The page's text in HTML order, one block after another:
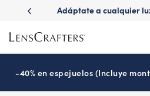
main
content
con
Adáptate a cualquier
-40% en espejuelos (Incluye